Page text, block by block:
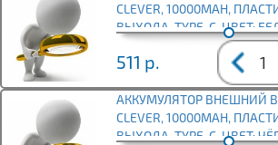
CLEVER, 10000MAH,
ВЫХОДА, TYPE-C, ЦВЕТ:
511 р.
АККУМУЛЯТОР ВНЕШНИЙ
CLEVER, 10000MAH,
ВЫХОДА, TYPE-C, ЦВЕТ: